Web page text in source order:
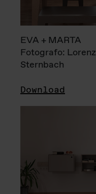
EVA + MARTA
Fotografo: Lorenz
Sternbach
Download